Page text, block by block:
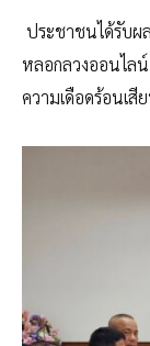
ประชาชนได้รับผ
หลอกลวงออนไลน์
ความเดือดร้อนเสี